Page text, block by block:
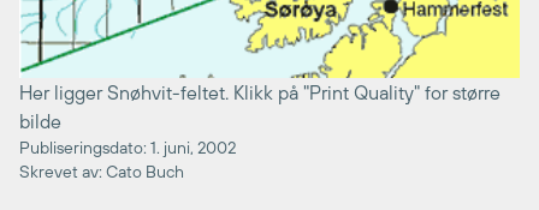
Her ligger Snøhvit-feltet. Klikk på "Print Quality" for større
bilde
Publiseringsdato: 1. juni, 2002
Skrevet av: Cato Buch